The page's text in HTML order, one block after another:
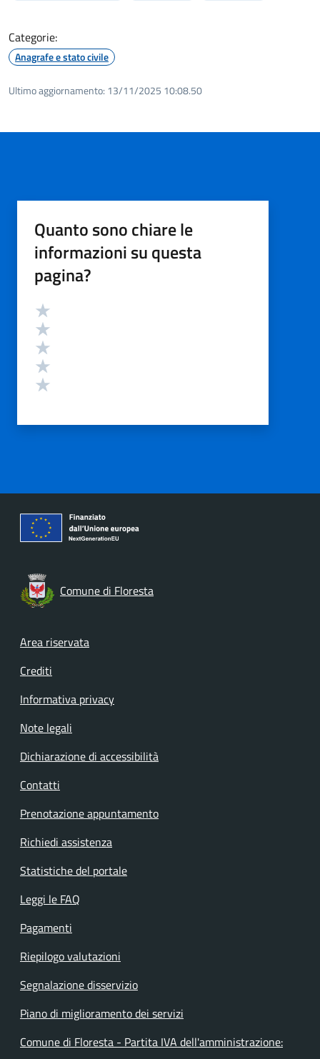
Categorie:
Anagrafe e stato civile
Ultimo aggiornamento: 13/11/2025 10:08.50
Quanto sono chiare le
informazioni su questa
pagina?
Valutazione
Comune di Floresta
Footer menu
Area riservata
Crediti
Informativa privacy
Note legali
Dichiarazione di accessibilità
Contatti
Prenotazione appuntamento
Richiedi assistenza
Statistiche del portale
Leggi le FAQ
Pagamenti
Riepilogo valutazioni
Segnalazione disservizio
Piano di miglioramento dei servizi
Comune di Floresta - Partita IVA dell'amministrazione: